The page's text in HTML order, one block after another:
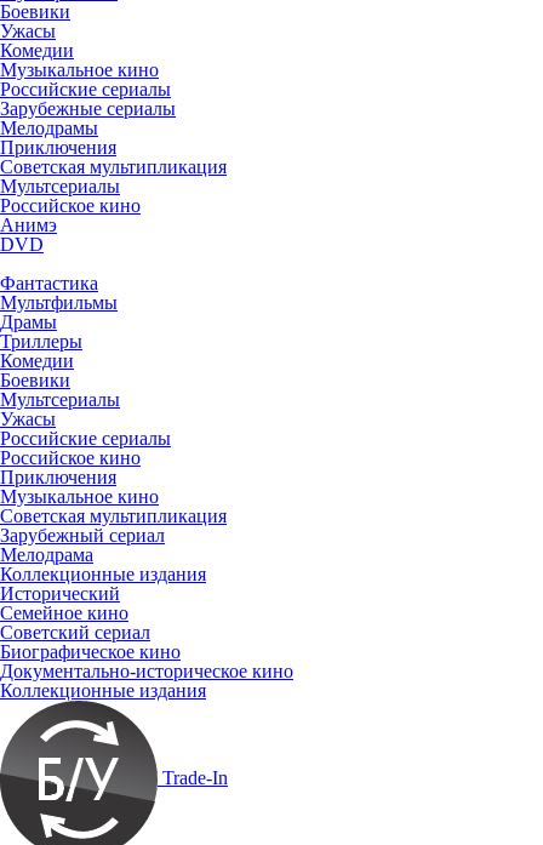
Боевики
Ужасы
Комедии
Музыкальное кино
Российские сериалы
Зарубежные сериалы
Мелодрамы
Приключения
Советская мультипликация
Мультсериалы
Российское кино
Анимэ
DVD
Фантастика
Мультфильмы
Драмы
Триллеры
Комедии
Боевики
Мультсериалы
Ужасы
Российские сериалы
Российское кино
Приключения
Музыкальное кино
Советская мультипликация
Зарубежный сериал
Мелодрама
Коллекционные издания
Исторический
Семейное кино
Советский сериал
Биографическое кино
Документально-историческое кино
Коллекционные издания
Trade-In